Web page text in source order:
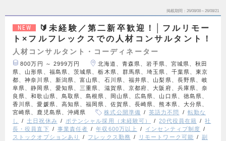
掲載期間 26/08/08～26/08/21
NEW
🔰未経験／第二新卒歓迎！│フルリモー
ト×フルフレックスでの人材コンサルタント！
人材コンサルタント・コーディネーター
800万円 ～ 2999万円
北海道、青森県、岩手県、宮城県、秋田
県、山形県、福島県、茨城県、栃木県、群馬県、埼玉県、千葉県、東京
都、神奈川県、新潟県、富山県、石川県、福井県、山梨県、長野県、岐
阜県、静岡県、愛知県、三重県、滋賀県、京都府、大阪府、兵庫県、奈
良県、和歌山県、鳥取県、島根県、岡山県、広島県、山口県、徳島県、
香川県、愛媛県、高知県、福岡県、佐賀県、長崎県、熊本県、大分県、
宮崎県、鹿児島県、沖縄県
株式公開準備 英語力不問
転勤な
し
土日祝休み ポテンシャル採用（未経験可） 20代役員在籍
社
長・役員直下
事業責任者 年収600万以上
インセンティブ制度
ストックオプションあり
フレックス勤務 リモートワーク可能
副